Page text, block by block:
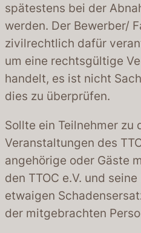
spätestens bei der
werden. Der Bewerber/
zivilrechtlich dafür
um eine rechtsgültige
handelt, es ist nicht
dies zu überprüfen.
Sollte ein Teilnehmer
Veranstaltungen des
angehörige oder Gäste
den TTOC e.V. und
etwaigen
der mitgebrachten